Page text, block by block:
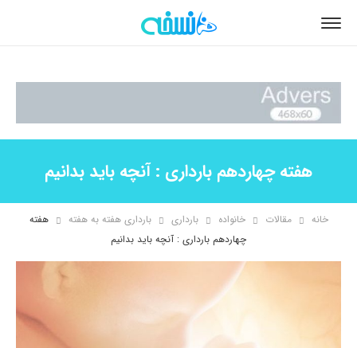
هفته چهاردهم بارداری : آنچه باید بدانیم
خانه مقالات خانواده بارداری بارداری هفته به هفته
هفته
چهاردهم بارداری : آنچه باید بدانیم